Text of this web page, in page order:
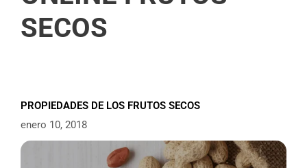
SECOS
PROPIEDADES DE LOS FRUTOS SECOS
enero 10, 2018